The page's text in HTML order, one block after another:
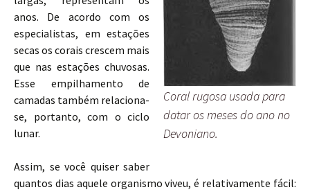
Coral rugosa usada para
datar os meses do ano no
Devoniano.
anos. De acordo com os
especialistas, em estações
secas os corais crescem mais
que nas estações chuvosas.
Esse empilhamento de
camadas também relaciona-
se, portanto, com o ciclo
lunar.
Assim, se você quiser saber
quantos dias aquele organismo viveu, é relativamente fácil: